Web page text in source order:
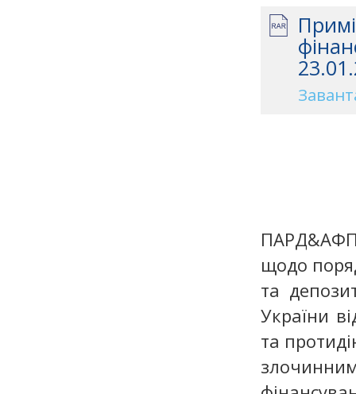
щодо
та
України
та